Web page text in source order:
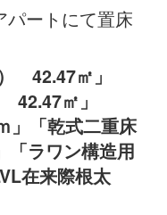
パートにて置床
42.47㎡」
42.47㎡」
」「乾式二重床
「ラワン構造用
在来際根太